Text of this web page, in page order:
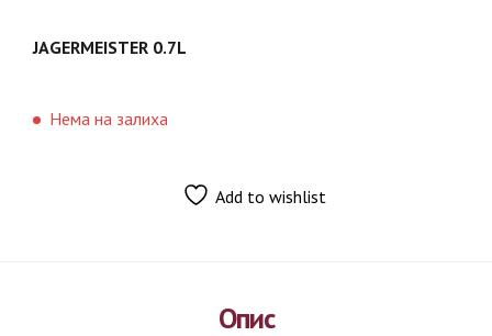
JAGERMEISTER 0.7L
Нема на залиха
Add to wishlist
Опис